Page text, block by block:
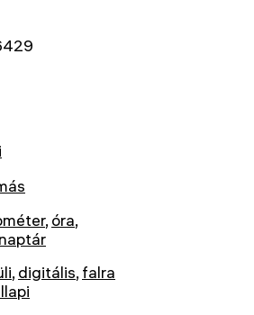
, óra,
naptár
, digitális, falra